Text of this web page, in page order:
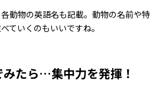
動物の英語名も記載。動物の名前や特
ていくのもいいですね。
たら…集中力を発揮！